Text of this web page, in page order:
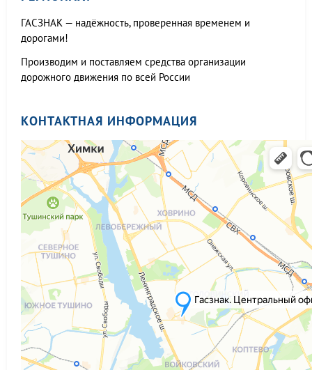
ГАСЗНАК — надёжность, проверенная временем и
дорогами!
Производим и поставляем средства организации
дорожного движения по всей России
КОНТАКТНАЯ ИНФОРМАЦИЯ